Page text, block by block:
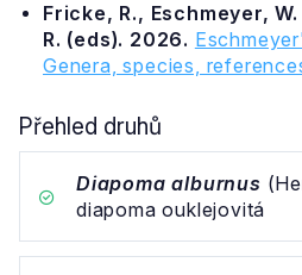
Fricke, R., Eschmeyer,
R. (eds). 2026.
Genera, species,
Přehled druhů
Diapoma alburnus
diapoma ouklejovitá